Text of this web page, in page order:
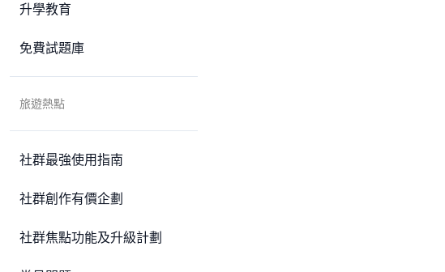
升學教育
免費試題庫
旅遊熱點
社群最強使用指南
社群創作有價企劃
社群焦點功能及升級計劃